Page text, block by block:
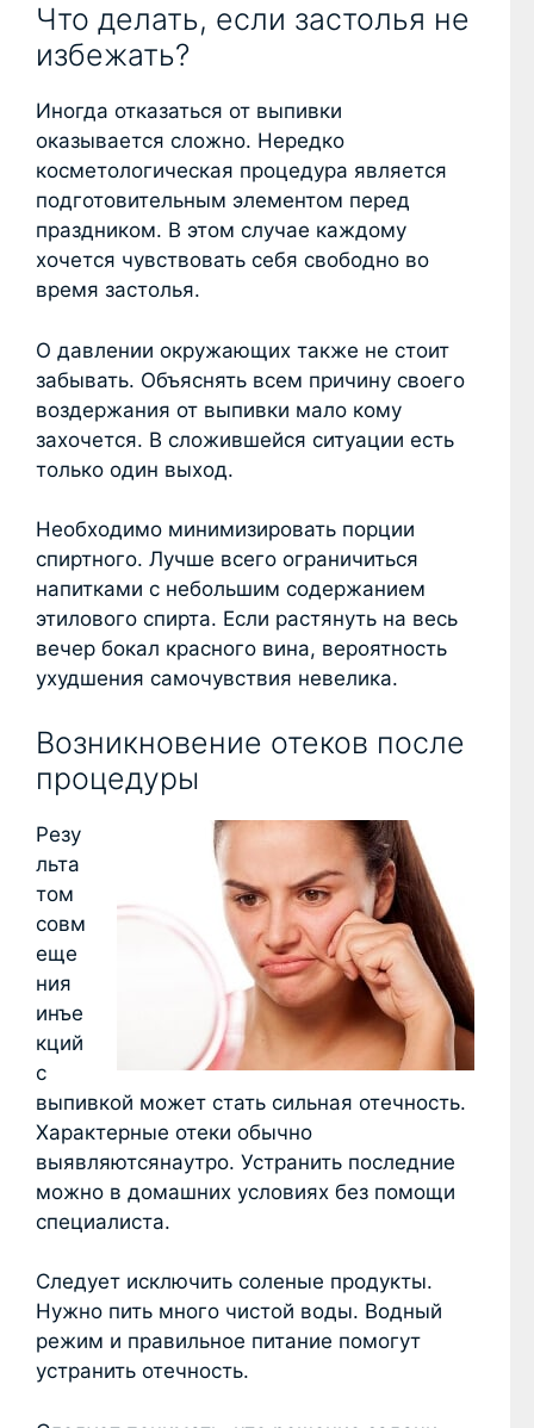
Что делать, если застолья не
избежать?
Иногда отказаться от выпивки
оказывается сложно. Нередко
косметологическая процедура является
подготовительным элементом перед
праздником. В этом случае каждому
хочется чувствовать себя свободно во
время застолья.
О давлении окружающих также не стоит
забывать. Объяснять всем причину своего
воздержания от выпивки мало кому
захочется. В сложившейся ситуации есть
только один выход.
Необходимо минимизировать порции
спиртного. Лучше всего ограничиться
напитками с небольшим содержанием
этилового спирта. Если растянуть на весь
вечер бокал красного вина, вероятность
ухудшения самочувствия невелика.
Возникновение отеков после
процедуры
Резу
льта
том
совм
еще
ния
инъе
кций
с
выпивкой может стать сильная отечность.
Характерные отеки обычно
выявляютсянаутро. Устранить последние
можно в домашних условиях без помощи
специалиста.
Следует исключить соленые продукты.
Нужно пить много чистой воды. Водный
режим и правильное питание помогут
устранить отечность.